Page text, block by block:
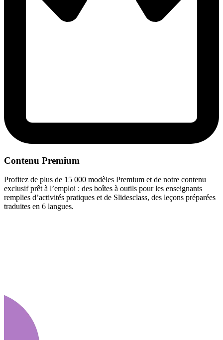
Contenu Premium
Profitez de plus de 15 000 modèles Premium et de notre contenu
exclusif prêt à l’emploi : des boîtes à outils pour les enseignants
remplies d’activités pratiques et de Slidesclass, des leçons préparées
traduites en 6 langues.